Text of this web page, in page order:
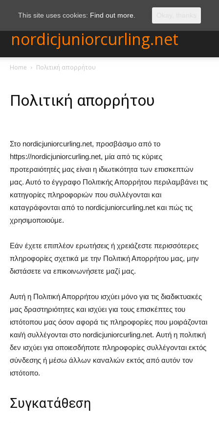
nordicjuniorcurling.net
Home Πολιτική απορρήτου
Πολιτική απορρήτου
Στο nordicjuniorcurling.net, προσβάσιμο από το
https://nordicjuniorcurling.net, μία από τις κύριες
προτεραιότητές μας είναι η ιδιωτικότητα των επισκεπτών
μας. Αυτό το έγγραφο Πολιτικής Απορρήτου περιλαμβάνει τις
κατηγορίες πληροφοριών που συλλέγονται και
καταγράφονται από το nordicjuniorcurling.net και πώς τις
χρησιμοποιούμε.
Εάν έχετε επιπλέον ερωτήσεις ή χρειάζεστε περισσότερες
πληροφορίες σχετικά με την Πολιτική Απορρήτου μας, μην
διστάσετε να επικοινωνήσετε μαζί μας.
Αυτή η Πολιτική Απορρήτου ισχύει μόνο για τις διαδικτυακές
μας δραστηριότητες και ισχύει για τους επισκέπτες του
ιστότοπου μας όσον αφορά τις πληροφορίες που μοιράζονται
και/ή συλλέγονται στο nordicjuniorcurling.net. Αυτή η πολιτική
δεν ισχύει για οποιεσδήποτε πληροφορίες συλλέγονται εκτός
σύνδεσης ή μέσω άλλων καναλιών εκτός από αυτόν τον
ιστότοπο.
Συγκατάθεση
This site uses cookies: Find out more.